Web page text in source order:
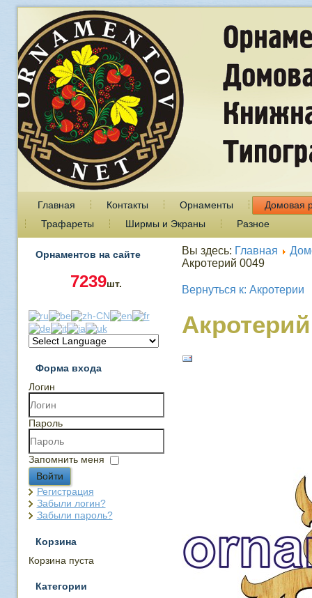
Главная Контакты Орнаменты
Домовая
Трафареты
Ширмы и Экраны Разное
Орнаментов на сайте
7239шт.
Форма входа
Логин
Пароль
Запомнить меня
Войти
Регистрация
Забыли логин?
Забыли пароль?
Корзина
Корзина пуста
Категории
Вы здесь: Главная
Акротерий 0049
Вернуться к: Акротерии